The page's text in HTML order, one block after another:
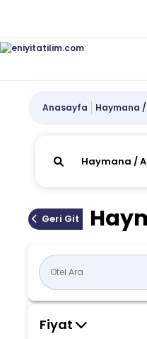
Anasayfa Haymana
Geri Git
Fiyat